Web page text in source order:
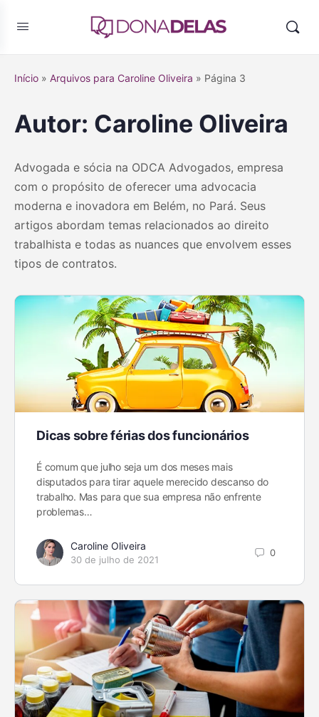
Início » Arquivos para Caroline Oliveira » Página 3
Autor: Caroline Oliveira
Advogada e sócia na ODCA Advogados, empresa
com o propósito de oferecer uma advocacia
moderna e inovadora em Belém, no Pará. Seus
artigos abordam temas relacionados ao direito
trabalhista e todas as nuances que envolvem esses
tipos de contratos.
Dicas sobre férias dos funcionários
É comum que julho seja um dos meses mais
disputados para tirar aquele merecido descanso do
trabalho. Mas para que sua empresa não enfrente
problemas…
Caroline Oliveira
30 de julho de 2021
0